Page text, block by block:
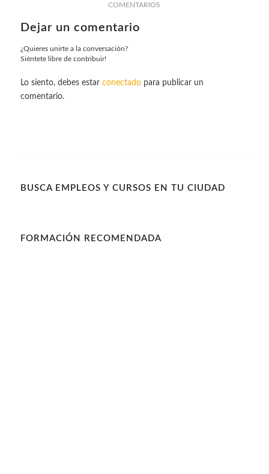
COMENTARIOS
Dejar un comentario
¿Quieres unirte a la conversación?
Siéntete libre de contribuir!
Lo siento, debes estar conectadopara publicar un
comentario.
BUSCA EMPLEOS Y CURSOS EN TU CIUDAD
FORMACIÓN RECOMENDADA